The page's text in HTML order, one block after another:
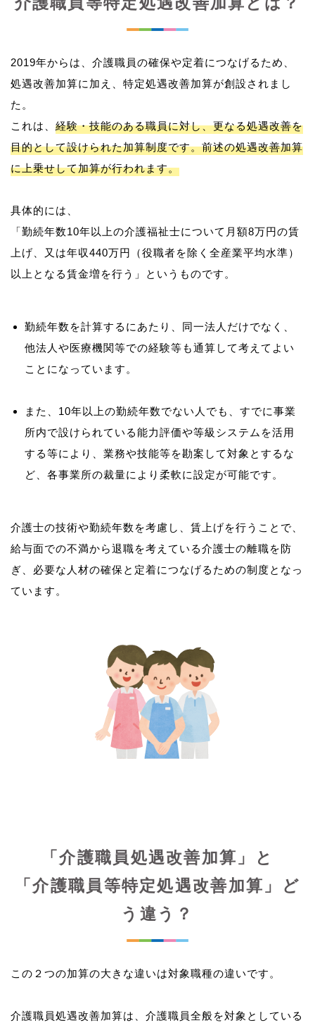
2019年からは、介護職員の確保や定着につなげるため、
処遇改善加算に加え、特定処遇改善加算が創設されまし
た。
これは、 経験・技能のある職員に対し、更なる処遇改善を
目的として設けられた加算制度です。前述の処遇改善加算
に上乗せして加算が行われます。
具体的には、
「勤続年数10年以上の介護福祉士について月額8万円の賃
上げ、又は年収440万円（役職者を除く全産業平均水準）
勤続年数を計算するにあたり、同一法人だけでなく、
他法人や医療機関等での経験等も通算して考えてよい
ことになっています。
また、10年以上の勤続年数でない人でも、すでに事業
所内で設けられている能力評価や等級システムを活用
する等により、業務や技能等を勘案して対象とするな
ど、各事業所の裁量により柔軟に設定が可能です。
介護士の技術や勤続年数を考慮し、賃上げを行うことで、
給与面での不満から退職を考えている介護士の離職を防
ぎ、必要な人材の確保と定着につなげるための制度となっ
ています。
「介護職員処遇改善加算」と
「介護職員等特定処遇改善加算」ど
う違う？
この２つの加算の大きな違いは対象職種の違いです。
介護職員処遇改善加算は、介護職員全般を対象としている